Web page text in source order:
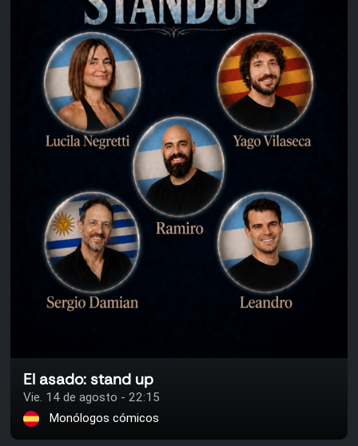
El asado: stand up
Vie. 14 de agosto - 22:15
Monólogos cómicos